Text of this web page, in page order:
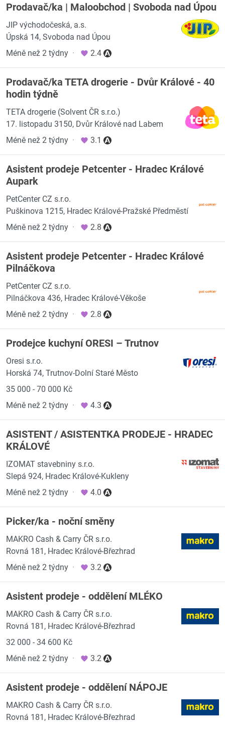
Prodavač/ka | Maloobchod | Svoboda nad Úpou
JIP východočeská, a.s.
Úpská 14, Svoboda nad Úpou
Méně než 2 týdny · 2.4
Prodavač/ka TETA drogerie - Dvůr Králové - 40
hodin týdně
TETA drogerie (Solvent ČR s.r.o.)
17. listopadu 3150, Dvůr Králové nad Labem
Méně než 2 týdny · 3.1
Asistent prodeje Petcenter - Hradec Králové
Aupark
PetCenter CZ s.r.o.
Puškinova 1215, Hradec Králové-Pražské Předměstí
Méně než 2 týdny · 2.8
Asistent prodeje Petcenter - Hradec Králové
Pilnáčkova
PetCenter CZ s.r.o.
Pilnáčkova 436, Hradec Králové-Věkoše
Méně než 2 týdny · 2.8
Prodejce kuchyní ORESI – Trutnov
Oresi s.r.o.
Horská 74, Trutnov-Dolní Staré Město
35 000 - 70 000 Kč
Méně než 2 týdny · 4.3
ASISTENT / ASISTENTKA PRODEJE - HRADEC
KRÁLOVÉ
IZOMAT stavebniny s.r.o.
Slepá 924, Hradec Králové-Kukleny
Méně než 2 týdny · 4.0
Picker/ka - noční směny
MAKRO Cash & Carry ČR s.r.o.
Rovná 181, Hradec Králové-Březhrad
Méně než 2 týdny · 3.2
Asistent prodeje - oddělení MLÉKO
MAKRO Cash & Carry ČR s.r.o.
Rovná 181, Hradec Králové-Březhrad
32 000 - 34 600 Kč
Méně než 2 týdny · 3.2
Asistent prodeje - oddělení NÁPOJE
MAKRO Cash & Carry ČR s.r.o.
Rovná 181, Hradec Králové-Březhrad